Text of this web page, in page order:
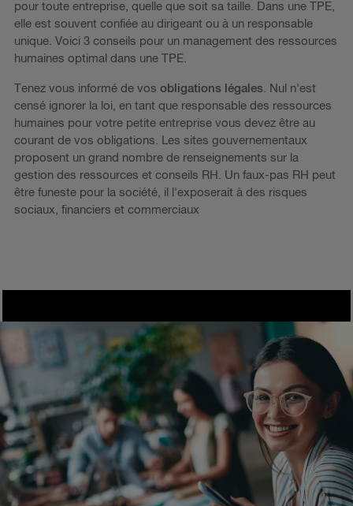
pour toute entreprise, quelle que soit sa taille. Dans une TPE,
elle est souvent confiée au dirigeant ou à un responsable
unique. Voici 3 conseils pour un management des ressources
humaines optimal dans une TPE.
Tenez vous informé de vos obligations légales. Nul n'est
censé ignorer la loi, en tant que responsable des ressources
humaines pour votre petite entreprise vous devez être au
courant de vos obligations. Les sites gouvernementaux
proposent un grand nombre de renseignements sur la
gestion des ressources et conseils RH. Un faux-pas RH peut
être funeste pour la société, il l'exposerait à des risques
sociaux, financiers et commerciaux